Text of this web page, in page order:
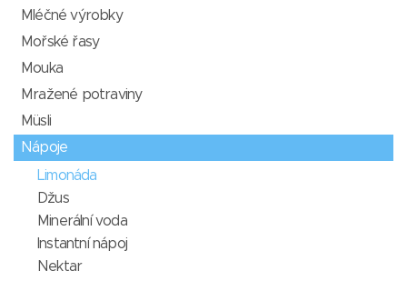
Mléčné výrobky
Mořské řasy
Mouka
Mražené potraviny
Müsli
Nápoje
Limonáda
Džus
Minerální voda
Instantní nápoj
Nektar